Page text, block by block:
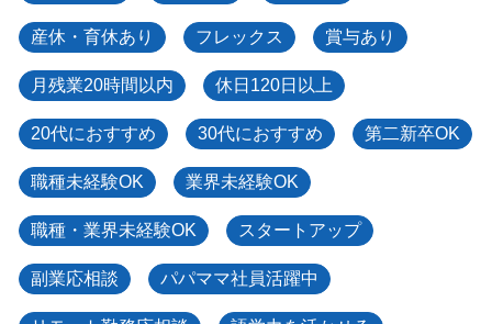
産休・育休あり フレックス 賞与あり
月残業20時間以内 休日120日以上
20代におすすめ 30代におすすめ 第二新卒OK
職種未経験OK 業界未経験OK
職種・業界未経験OK スタートアップ
副業応相談 パパママ社員活躍中